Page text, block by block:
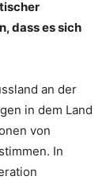
dass es sich
an der
in dem Land
von
In